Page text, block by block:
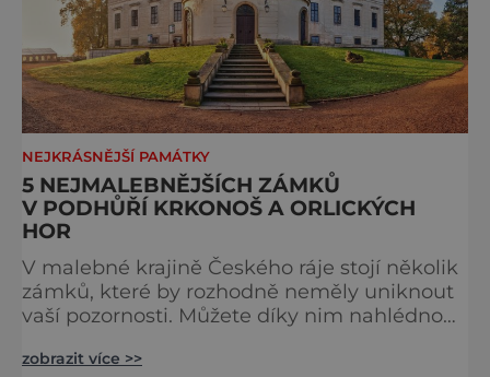
NEJKRÁSNĚJŠÍ PAMÁTKY
5 NEJMALEBNĚJŠÍCH ZÁMKŮ
V PODHŮŘÍ KRKONOŠ A ORLICKÝCH
HOR
V malebné krajině Českého ráje stojí několik
zámků, které by rozhodně neměly uniknout
vaší pozornosti. Můžete díky nim nahlédnout
Santiniho či se vydat po stopách děsivého
zobrazit více >>